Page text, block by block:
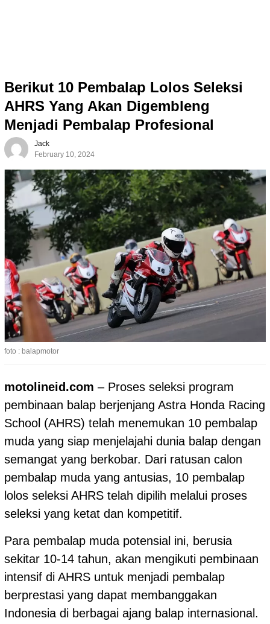
Berikut 10 Pembalap Lolos Seleksi
AHRS Yang Akan Digembleng
Menjadi Pembalap Profesional
Jack
February 10, 2024
foto : balapmotor
motolineid.com – Proses seleksi program
pembinaan balap berjenjang Astra Honda Racing
School (AHRS) telah menemukan 10 pembalap
muda yang siap menjelajahi dunia balap dengan
semangat yang berkobar. Dari ratusan calon
pembalap muda yang antusias, 10 pembalap
lolos seleksi AHRS telah dipilih melalui proses
seleksi yang ketat dan kompetitif.
Para pembalap muda potensial ini, berusia
sekitar 10-14 tahun, akan mengikuti pembinaan
intensif di AHRS untuk menjadi pembalap
berprestasi yang dapat membanggakan
Indonesia di berbagai ajang balap internasional.